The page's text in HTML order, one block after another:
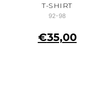
T-SHIRT
92-98
€35,00